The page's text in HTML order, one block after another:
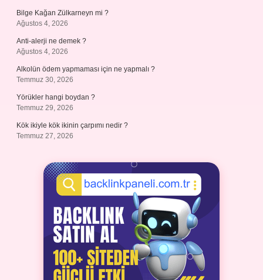
Bilge Kağan Zülkarneyn mi ?
Ağustos 4, 2026
Anti-alerji ne demek ?
Ağustos 4, 2026
Alkolün ödem yapmaması için ne yapmalı ?
Temmuz 30, 2026
Yörükler hangi boydan ?
Temmuz 29, 2026
Kök ikiyle kök ikinin çarpımı nedir ?
Temmuz 27, 2026